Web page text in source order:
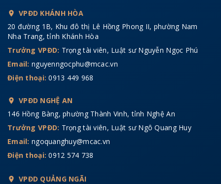
VPĐD KHÁNH HÒA
20 đường 1B, Khu đô thị Lê Hồng Phong II, phường Nam
Nha Trang, tỉnh Khánh Hòa
Trưởng VPĐD: Trọng tài viên, Luật sư Nguyễn Ngọc Phú
Email: nguyenngocphu@mcac.vn
Điện thoại:0913 449 968
VPĐD NGHỆ AN
146 Hồng Bàng, phường Thành Vinh, tỉnh Nghệ An
Trưởng VPĐD: Trọng tài viên, Luật sư Ngô Quang Huy
Email: ngoquanghuy@mcac.vn
Điện thoại:0912 574 738
VPĐD QUẢNG NGÃI